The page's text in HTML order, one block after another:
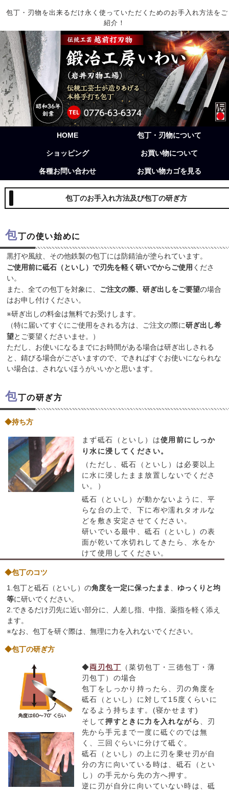
包丁・刃物を出来るだけ永く使っていただくためのお手入れ方法をご
紹介！
HOME 包丁・刃物について
ショッピング お買い物について
各種お問い合わせ お買い物カゴを見る
包丁のお手入れ方法及び包丁の研ぎ方
包丁の使い始めに
黒打や風紋、その他鉄製の包丁には防錆油が塗られています。
ご使用前に砥石（といし）で刃先を軽く研いでからご使用 くださ
い。
また、全ての包丁を対象に、 ご注文の際、研ぎ出しをご要望の場合
はお申し付けください。
※研ぎ出しの料金は無料でお受けします。
（特に届いてすぐにご使用をされる方は、ご注文の際に研ぎ出し希
望とご要望くださいませ。）
ただし、お使いになるまでにお時間がある場合は研ぎ出しされる
と、錆びる場合がございますので、できればすぐお使いになられな
い場合は、されないほうがいいかと思います。
包丁の研ぎ方
◆持ち方
まず砥石（といし）は使用前にしっか
り水に浸してください。
（ただし、砥石（といし）は必要以上
に水に浸したまま放置しないでくださ
い。）
砥石（といし）が動かないように、平
らな台の上で、下に布や濡れタオルな
どを敷き安定させてください。
研いでいる最中、砥石（といし）の表
面が乾いて水切れしてきたら、水をか
けて使用してください。
◆包丁のコツ
1.包丁と砥石（といし）の角度を一定に保ったまま
ゆっくりと均
等に研いでください。
2.できるだけ刃先に近い部分に、人差し指、中指、薬指を軽く添え
ます。
※なお、包丁を研ぐ際は、無理に力を入れないでください。
◆包丁の研ぎ方
◆両刃包丁 （菜切包丁・三徳包丁・薄
刃包丁）の場合
包丁をしっかり持ったら、刃の角度を
砥石（といし）に対して15度くらいに
なるよう持ちます。(寝かせます)
そして押すときに力を入れながら
、刃
先から手元まで一度に砥ぐのでは無
く、三回ぐらいに分けて砥ぐ。
砥石（といし）の上に刃を乗せ刃が自
分の方に向いている時は、砥石（とい
し）の手元から先の方へ押す。
逆に刃が自分に向いていない時は、砥